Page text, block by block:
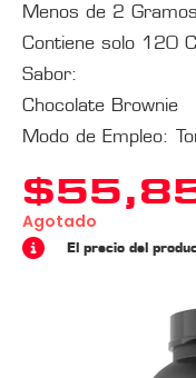
Menos de 2
Contiene solo 120
Sabor:
Chocolate Brownie
Modo de Empleo:
$
Agotado
El precio del